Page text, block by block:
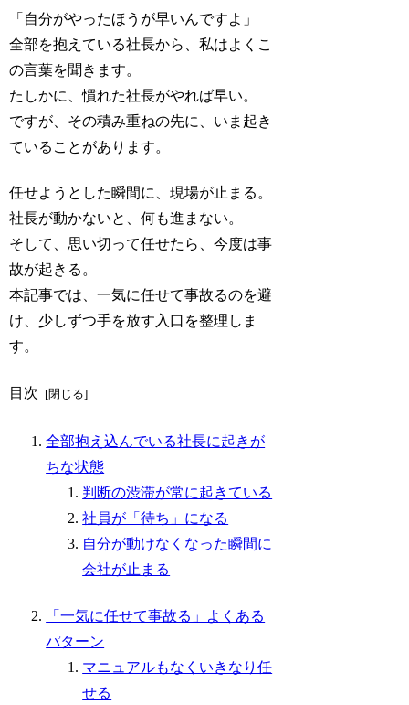
「自分がやったほうが早いんですよ」
全部を抱えている社長から、私はよくこ
の言葉を聞きます。
たしかに、慣れた社長がやれば早い。
ですが、その積み重ねの先に、いま起き
ていることがあります。
任せようとした瞬間に、現場が止まる。
社長が動かないと、何も進まない。
そして、思い切って任せたら、今度は事
故が起きる。
本記事では、一気に任せて事故るのを避
け、少しずつ手を放す入口を整理しま
す。
目次
全部抱え込んでいる社長に起きが
ちな状態
判断の渋滞が常に起きている
社員が「待ち」になる
自分が動けなくなった瞬間に
会社が止まる
「一気に任せて事故る」よくある
パターン
マニュアルもなくいきなり任
せる